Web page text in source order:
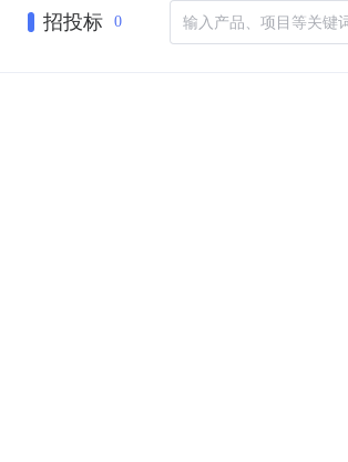
招投标 0